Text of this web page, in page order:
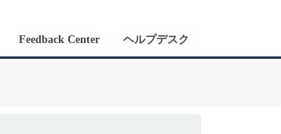
Feedback Center ヘルプデスク